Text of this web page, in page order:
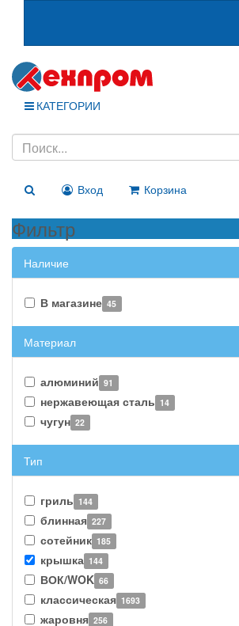
КАТЕГОРИИ
Вход Корзина
Фильтр
Наличие
В магазине 45
Материал
алюминий 91
нержавеющая сталь 14
чугун 22
Тип
гриль 144
блинная 227
сотейник 185
крышка 144
ВОК/WOK 66
классическая 1693
жаровня 256